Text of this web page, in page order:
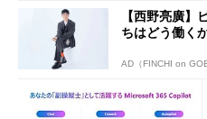
【西野亮廣
ちはどう働くか
AD（FINCHI on